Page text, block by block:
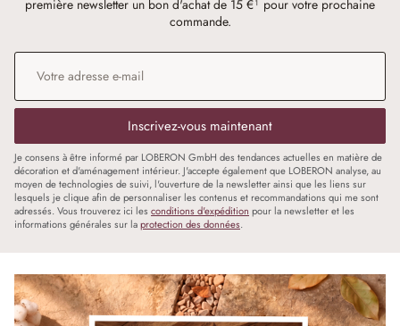
première newsletter un bon d'achat de 15 €¹ pour votre prochaine
commande.
Adresse e-mail*
Inscrivez-vous maintenant
Je consens à être informé par LOBERON GmbH des tendances actuelles en matière de
décoration et d'aménagement intérieur. J'accepte également que LOBERON analyse, au
moyen de technologies de suivi, l'ouverture de la newsletter ainsi que les liens sur
lesquels je clique afin de personnaliser les contenus et recommandations qui me sont
adressés. Vous trouverez ici les conditions d'expédition pour la newsletter et les
informations générales sur laprotection des données.